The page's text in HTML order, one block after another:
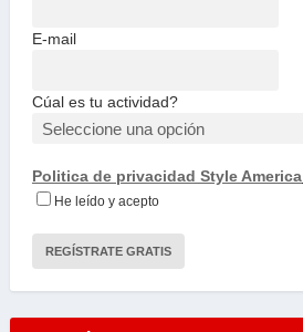
E-mail
Cúal es tu actividad?
Politica de privacidad Style America.
He leído y acepto